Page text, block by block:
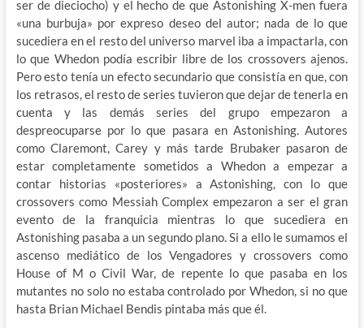
ser de dieciocho) y el hecho de que Astonishing X-men fuera
«una burbuja» por expreso deseo del autor; nada de lo que
sucediera en el resto del universo marvel iba a impactarla, con
lo que Whedon podía escribir libre de los crossovers ajenos.
Pero esto tenía un efecto secundario que consistía en que, con
los retrasos, el resto de series tuvieron que dejar de tenerla en
cuenta y las demás series del grupo empezaron a
despreocuparse por lo que pasara en Astonishing. Autores
como Claremont, Carey y más tarde Brubaker pasaron de
estar completamente sometidos a Whedon a empezar a
contar historias «posteriores» a Astonishing, con lo que
crossovers como Messiah Complex empezaron a ser el gran
evento de la franquicia mientras lo que sucediera en
Astonishing pasaba a un segundo plano. Si a ello le sumamos el
ascenso mediático de los Vengadores y crossovers como
House of M o Civil War, de repente lo que pasaba en los
mutantes no solo no estaba controlado por Whedon, si no que
hasta Brian Michael Bendis pintaba más que él.